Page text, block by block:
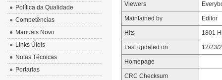
Viewers
Maintained by Editor
Hits 1801
Last updated on 12/23/
Homepage
CRC Checksum
Política da Qualidade
Competências
Manuais Novo
Links Úteis
Notas Técnicas
Portarias